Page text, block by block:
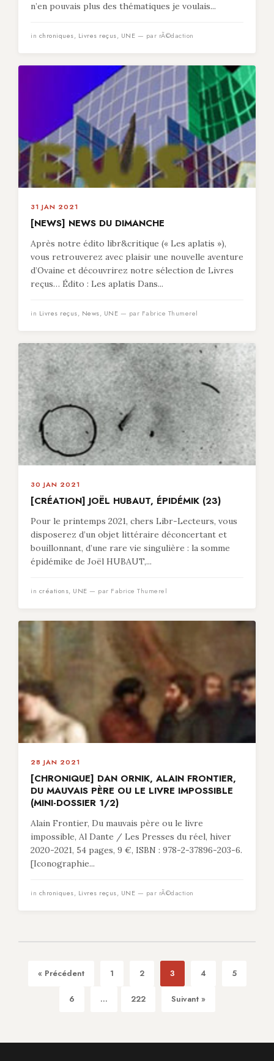
n’en pouvais plus des thématiques je voulais...
in chroniques, Livres reçus, UNE — par rÃ©daction
31 JAN 2021
[NEWS] NEWS DU DIMANCHE
Après notre édito libr&critique (« Les aplatis »),
vous retrouverez avec plaisir une nouvelle aventure
d’Ovaine et découvrirez notre sélection de Livres
reçus… Édito : Les aplatis Dans...
in Livres reçus, News, UNE — par Fabrice Thumerel
30 JAN 2021
[CRÉATION] JOËL HUBAUT, ÉPIDÉMIK (23)
Pour le printemps 2021, chers Libr-Lecteurs, vous
disposerez d’un objet littéraire déconcertant et
bouillonnant, d’une rare vie singulière : la somme
épidémike de Joël HUBAUT,...
in créations, UNE — par Fabrice Thumerel
28 JAN 2021
[CHRONIQUE] DAN ORNIK, ALAIN FRONTIER,
DU MAUVAIS PÈRE OU LE LIVRE IMPOSSIBLE
(MINI-DOSSIER 1/2)
Alain Frontier, Du mauvais père ou le livre
impossible, Al Dante / Les Presses du réel, hiver
2020-2021, 54 pages, 9 €, ISBN : 978-2-37896-203-6.
[Iconographie...
in chroniques, Livres reçus, UNE — par rÃ©daction
« Précédent 1 2 3 4 5
6 ... 222 Suivant »